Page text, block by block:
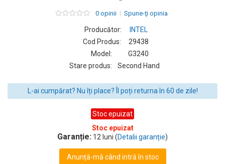
0 opinii Spune-ţi opinia
Producător:
INTEL
Cod Produs:
29438
Model:
G3240
Stare produs:
Second Hand
L-ai cumpărat? Nu îți place? Îl poți returna în 60 de zile!
Stoc epuizat
Stoc epuizat
Garanție: 12 luni (Detalii garanție)
Anunță-mă când intră în stoc